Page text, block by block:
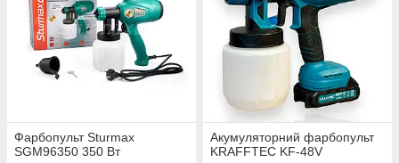
Фарбопульт Sturmax
SGM96350 350 Вт
Акумуляторний фарбопульт
KRAFFTEC KF-48V